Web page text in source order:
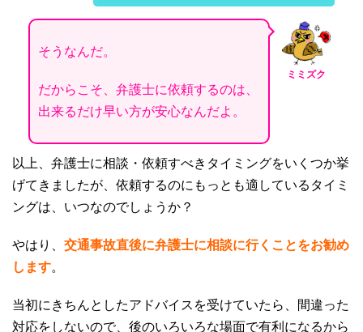
ミミズク
そうなんだ。
だからこそ、弁護士に依頼するのは、
出来るだけ早い方が安心なんだよ。
以上、弁護士に相談・依頼すべきタイミングをいくつか挙
げてきましたが、依頼するのにもっとも適しているタイミ
ングは、いつなのでしょうか？
やはり、 交通事故直後に弁護士に相談に行くことをお勧め
します。
当初にきちんとしたアドバイスを受けていたら、間違った
対応をしないので、後のいろいろな場面で有利になるから